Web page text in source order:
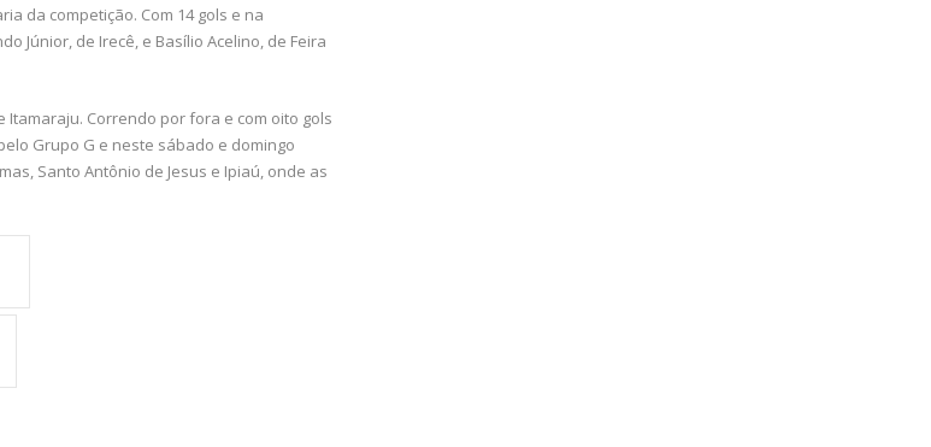
da competição. Com 14 gols e na
Júnior, de Irecê, e Basílio Acelino, de Feira
Correndo por fora e com oito gols
Grupo G e neste sábado e domingo
Santo Antônio de Jesus e Ipiaú, onde as